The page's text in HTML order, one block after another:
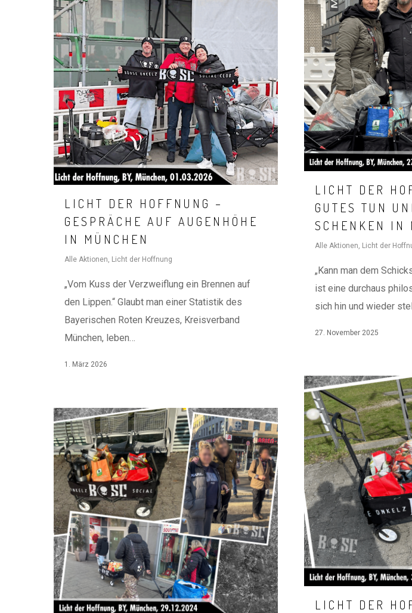
Hit enter to search or ESC to close
LICHT DER HOFFNUNG –
GESPRÄCHE AUF AUGENHÖHE
IN MÜNCHEN
Alle Aktionen, Licht der Hoffnung
„Vom Kuss der Verzweiflung ein Brennen auf
den Lippen.“ Glaubt man einer Statistik des
Bayerischen Roten Kreuzes, Kreisverband
München, leben…
1. März 2026
LICHT DER
GUTES TUN
SCHENKEN IN
Alle Aktionen Licht der
„Kann man dem
ist eine durchaus
sich hin und wieder
27. November 2025
LICHT DER